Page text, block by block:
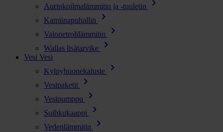
Aurinkoilmalämmitin ja -tuuletin chevron_right
Kamiinapuhallin chevron_right
Valopetrolilämmitin chevron_right
Wallas lisätarvike chevron_right
Vesi Vesi
Kylpyhuonekaluste
chevron_right
Vesipaketit chevron_right
Vesipumppu chevron_right
Suihkukaappi chevron_right
Vedenlämmitin chevron_right